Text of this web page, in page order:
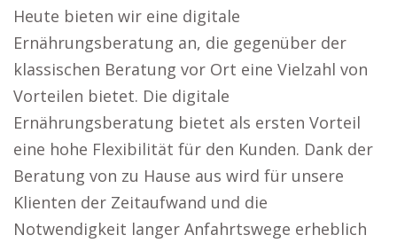
Heute bieten wir eine digitale
Ernährungsberatung an, die gegenüber der
klassischen Beratung vor Ort eine Vielzahl von
Vorteilen bietet. Die digitale
Ernährungsberatung bietet als ersten Vorteil
eine hohe Flexibilität für den Kunden. Dank der
Beratung von zu Hause aus wird für unsere
Klienten der Zeitaufwand und die
Notwendigkeit langer Anfahrtswege erheblich